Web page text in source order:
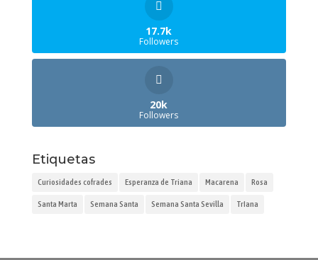
17.7k
Followers
20k
Followers
Etiquetas
Curiosidades cofrades Esperanza de Triana Macarena Rosa
Santa Marta Semana Santa Semana Santa Sevilla TrIana